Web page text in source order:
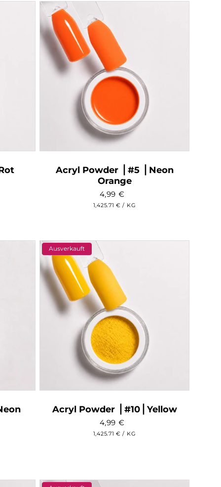
Acryl Powder ⎥ #5 ⎥ Neon
Orange
4,99 €
GRUNDPREIS
1,425.71 € / PRO
KG
Ausverkauft
Acryl Powder ⎥ #10⎥ Yellow
4,99 €
GRUNDPREIS
1,425.71 € / PRO
KG